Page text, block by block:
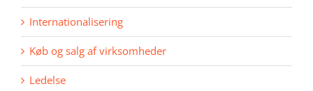
Internationalisering
Køb og salg af virksomheder
Ledelse